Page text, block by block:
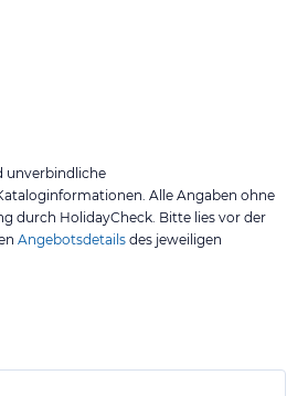
unverbindliche
Alle Angaben ohne
durch HolidayCheck. Bitte lies vor der
Angebotsdetails des jeweiligen